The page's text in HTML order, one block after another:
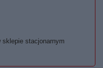
stacjonarnym